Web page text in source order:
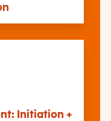
Initiation +